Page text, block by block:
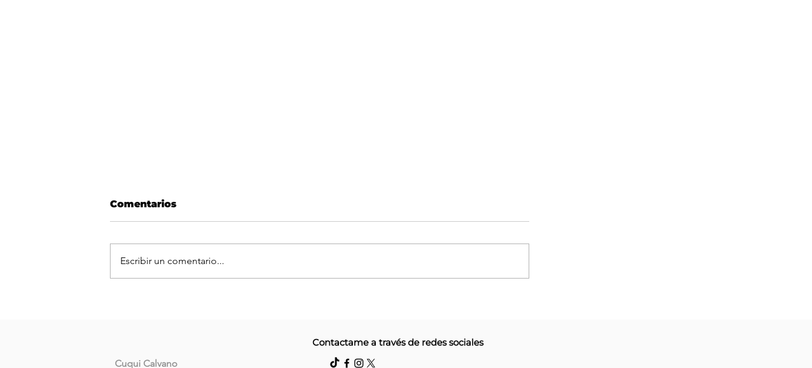
La Coalición Cívica ARI Corrientes
Campaña #Recopila: Más de 40
Comentarios
Escribir un comentario...
Contactame a través de redes sociales
Cuqui Calvano